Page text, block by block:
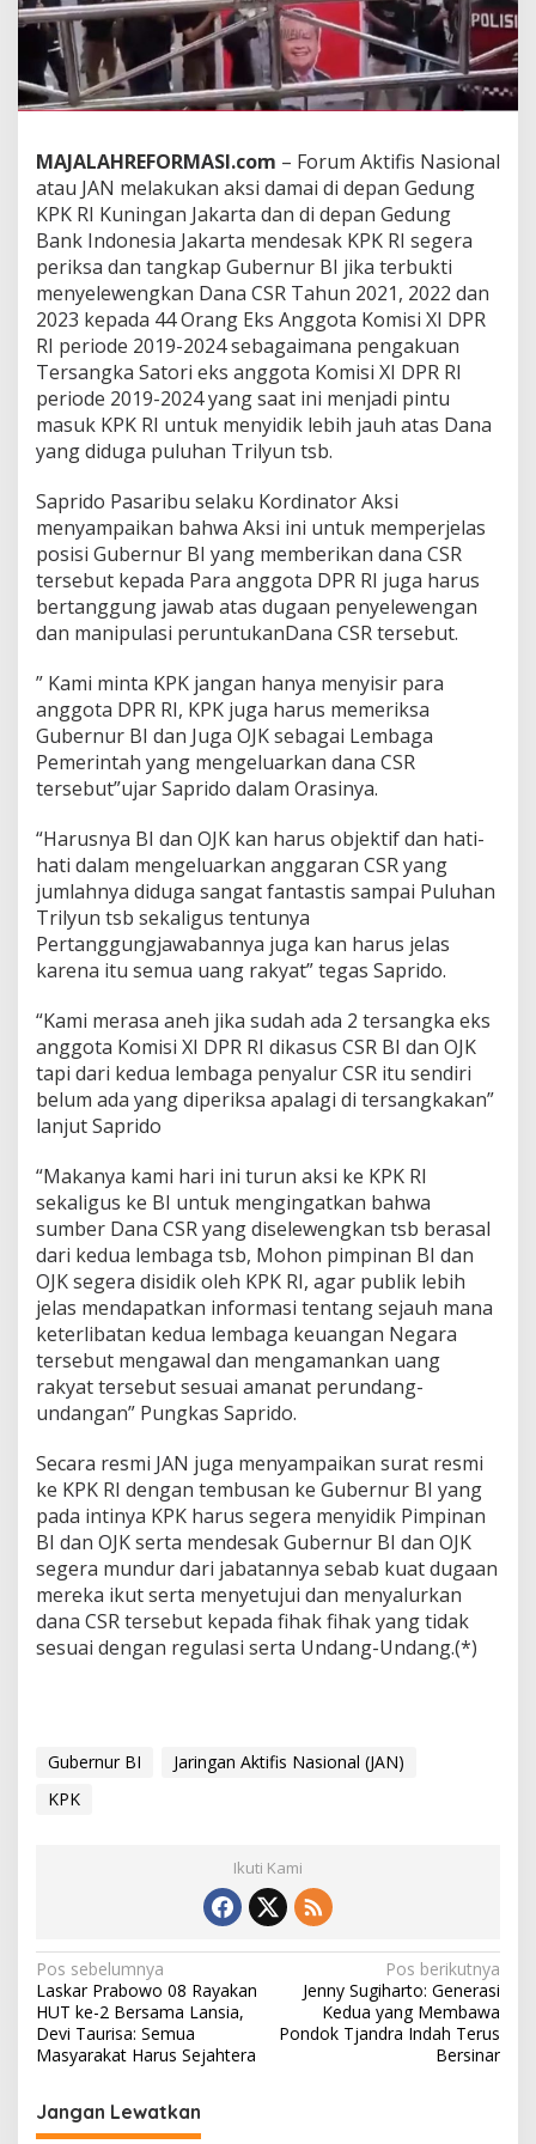
n
a
l
A
k
d
i
K
K
d
a
n
B
I
D
e
s
a
e
r
i
k
a
d
n
T
a
n
g
k
p
u
b
e
r
n
u
B
I
d
a
n
p
a
a
O
J
K
T
k
a
t
l
i
r
a
n
D
a
n
k
a
4
4
k
A
g
MAJALAHREFORMASI.com – Forum Aktifis Nasional
atau JAN melakukan aksi damai di depan Gedung
KPK RI Kuningan Jakarta dan di depan Gedung
Bank Indonesia Jakarta mendesak KPK RI segera
periksa dan tangkap Gubernur BI jika terbukti
menyelewengkan Dana CSR Tahun 2021, 2022 dan
2023 kepada 44 Orang Eks Anggota Komisi XI DPR
RI periode 2019-2024 sebagaimana pengakuan
Tersangka Satori eks anggota Komisi XI DPR RI
periode 2019-2024 yang saat ini menjadi pintu
masuk KPK RI untuk menyidik lebih jauh atas Dana
yang diduga puluhan Trilyun tsb.
Saprido Pasaribu selaku Kordinator Aksi
menyampaikan bahwa Aksi ini untuk memperjelas
posisi Gubernur BI yang memberikan dana CSR
tersebut kepada Para anggota DPR RI juga harus
bertanggung jawab atas dugaan penyelewengan
dan manipulasi peruntukanDana CSR tersebut.
” Kami minta KPK jangan hanya menyisir para
anggota DPR RI, KPK juga harus memeriksa
Gubernur BI dan Juga OJK sebagai Lembaga
Pemerintah yang mengeluarkan dana CSR
tersebut”ujar Saprido dalam Orasinya.
“Harusnya BI dan OJK kan harus objektif dan hati-
hati dalam mengeluarkan anggaran CSR yang
jumlahnya diduga sangat fantastis sampai Puluhan
Trilyun tsb sekaligus tentunya
Pertanggungjawabannya juga kan harus jelas
karena itu semua uang rakyat” tegas Saprido.
“Kami merasa aneh jika sudah ada 2 tersangka eks
anggota Komisi XI DPR RI dikasus CSR BI dan OJK
tapi dari kedua lembaga penyalur CSR itu sendiri
belum ada yang diperiksa apalagi di tersangkakan”
lanjut Saprido
“Makanya kami hari ini turun aksi ke KPK RI
sekaligus ke BI untuk mengingatkan bahwa
sumber Dana CSR yang diselewengkan tsb berasal
dari kedua lembaga tsb, Mohon pimpinan BI dan
OJK segera disidik oleh KPK RI, agar publik lebih
jelas mendapatkan informasi tentang sejauh mana
keterlibatan kedua lembaga keuangan Negara
tersebut mengawal dan mengamankan uang
rakyat tersebut sesuai amanat perundang-
undangan” Pungkas Saprido.
Secara resmi JAN juga menyampaikan surat resmi
ke KPK RI dengan tembusan ke Gubernur BI yang
pada intinya KPK harus segera menyidik Pimpinan
BI dan OJK serta mendesak Gubernur BI dan OJK
segera mundur dari jabatannya sebab kuat dugaan
mereka ikut serta menyetujui dan menyalurkan
dana CSR tersebut kepada fihak fihak yang tidak
sesuai dengan regulasi serta Undang-Undang.(*)
Gubernur BI
Jaringan Aktifis Nasional (JAN)
KPK
Ikuti Kami
N
a
v
g
Pos sebelumnya
Laskar Prabowo 08 Rayakan
HUT ke-2 Bersama Lansia,
Devi Taurisa: Semua
Masyarakat Harus Sejahtera
Pos berikutnya
Jenny Sugiharto: Generasi
Kedua yang Membawa
Pondok Tjandra Indah Terus
Bersinar
Jangan Lewatkan